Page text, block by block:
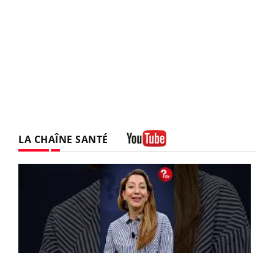
LA CHAÎNE SANTÉ